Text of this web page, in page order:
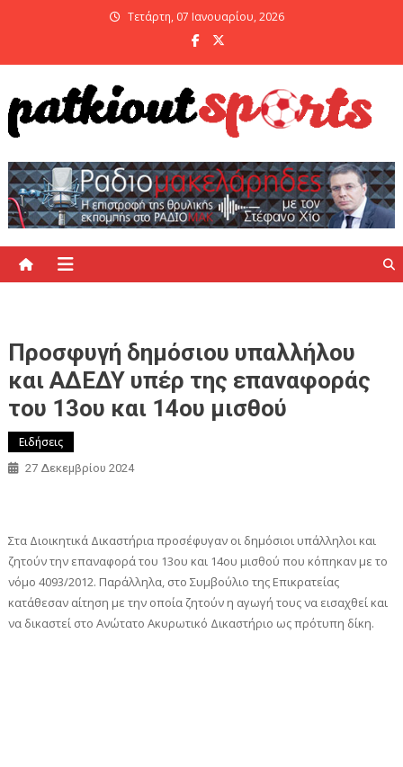
Τετάρτη, 07 Ιανουαρίου, 2026
Προσφυγή δημόσιου υπαλλήλου
και ΑΔΕΔΥ υπέρ της επαναφοράς
του 13ου και 14ου μισθού
Ειδήσεις
27 Δεκεμβρίου 2024
Στα Διοικητικά Δικαστήρια προσέφυγαν οι δημόσιοι υπάλληλοι και
ζητούν την επαναφορά του 13ου και 14ου μισθού που κόπηκαν με το
νόμο 4093/2012. Παράλληλα, στο Συμβούλιο της Επικρατείας
κατάθεσαν αίτηση με την οποία ζητούν η αγωγή τους να εισαχθεί και
να δικαστεί στο Ανώτατο Ακυρωτικό Δικαστήριο ως πρότυπη δίκη.